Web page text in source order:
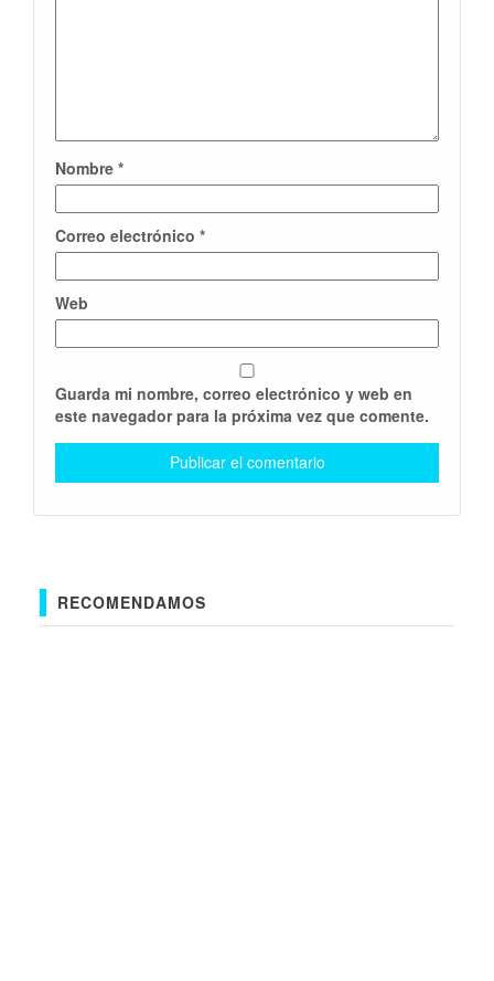
Nombre *
Correo electrónico *
Web
Guarda mi nombre, correo electrónico y web en
este navegador para la próxima vez que comente.
RECOMENDAMOS